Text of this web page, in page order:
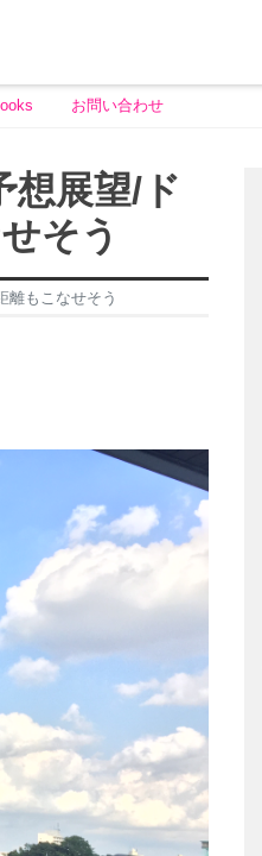
お問い合わせ
想展望/ド
そう
離もこなせそう